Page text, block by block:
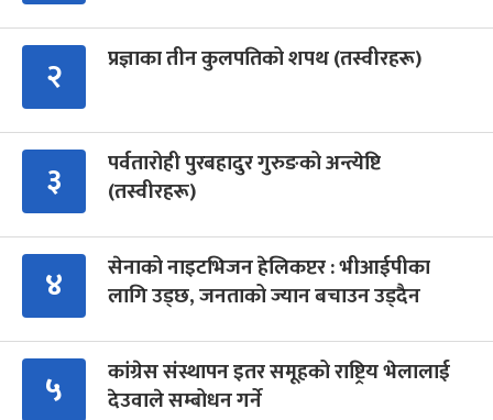
२ प्रज्ञाका तीन कुलपतिको शपथ (तस्वीरहरू)
३
पर्वतारोही पुरबहादुर गुरुङको अन्त्येष्टि
(तस्वीरहरू)
४
सेनाको नाइटभिजन हेलिकप्टर : भीआईपीका
लागि उड्छ, जनताको ज्यान बचाउन उड्दैन
५
कांग्रेस संस्थापन इतर समूहको राष्ट्रिय भेलालाई
देउवाले सम्बोधन गर्ने